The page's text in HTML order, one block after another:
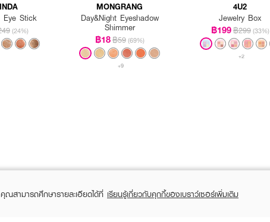
Eye Stick
(24%)
MONGRANG
Day&Night Eyeshadow
Shimmer
฿18฿59 (69%)
+9
4U2
Jewelry Box
฿199฿299 (33%)
+2
ณสามารถศึกษารายละเอียดได้ที่ เรียนรู้เกี่ยวกับคุกกี้ของเบราว์เซอร์เพิ่มเติม